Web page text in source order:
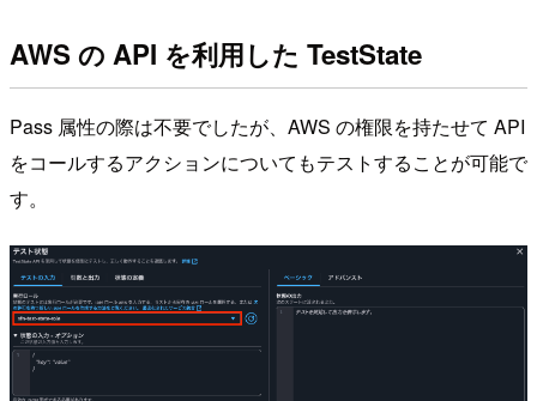
AWS の API を利用した TestState
Pass 属性の際は不要でしたが、AWS の権限を持たせて API
をコールするアクションについてもテストすることが可能で
す。